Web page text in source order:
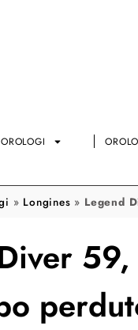
» Longines » Legend